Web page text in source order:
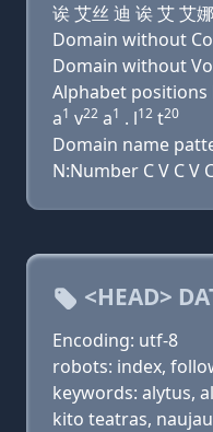
诶 艾丝 迪 诶 艾 艾
Domain without
Domain without
Alphabet positions
a1 v22 a1 . l12 t20
Domain name
N:Number C V C V
<HEAD>
Encoding: utf-8
robots: index,
keywords: alytus,
kito teatras,